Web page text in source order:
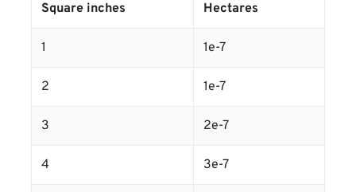
Square inches Hectares
1 1e-7
2 1e-7
3 2e-7
4 3e-7